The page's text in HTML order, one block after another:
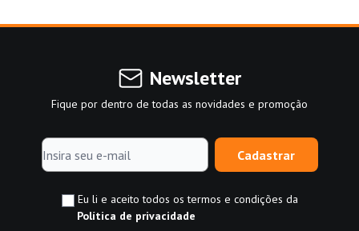
Newsletter
Fique por dentro de todas as novidades e promoção
Cadastrar
Eu li e aceito todos os termos e condições da
Política de privacidade